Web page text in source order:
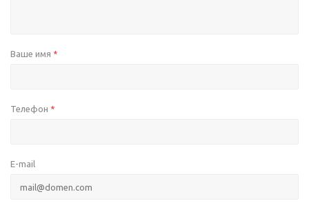
Ваше имя *
Телефон *
E-mail